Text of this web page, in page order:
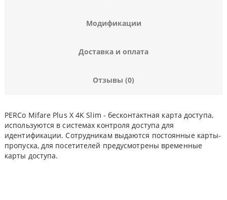
Модификации
Доставка и оплата
Отзывы (0)
PERCo Mifare Plus X 4K Slim - бесконтактная карта доступа,
используются в системах контроля доступа для
идентификации. Сотрудникам выдаются постоянные карты-
пропуска, для посетителей предусмотрены временные
карты доступа.